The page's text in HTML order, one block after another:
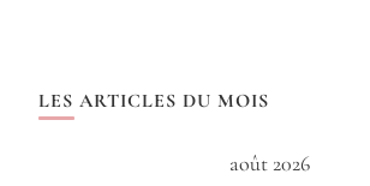
LES ARTICLES DU MOIS
août 2026